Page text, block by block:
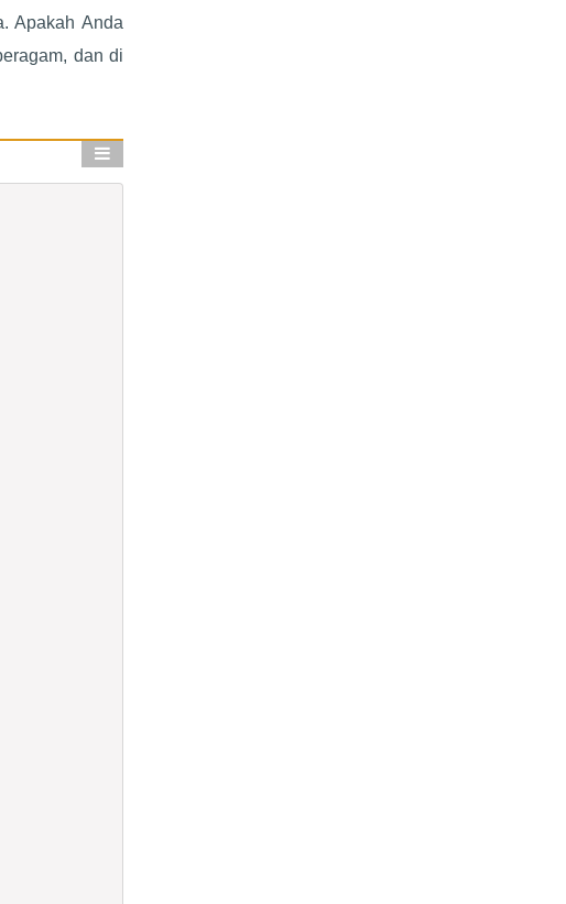
Apakah Anda
dan di